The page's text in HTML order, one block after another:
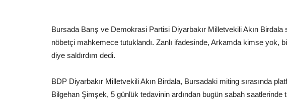
Bursada Barış ve Demokrasi Partisi Diyarbakır Milletvekili Akın Birdala
nöbetçi mahkemece tutuklandı. Zanlı ifadesinde, Arkamda kimse yok,
diye saldırdım dedi.
BDP Diyarbakır Milletvekili Akın Birdala, Bursadaki miting sırasında
Bilgehan Şimşek, 5 günlük tedavinin ardından bugün sabah